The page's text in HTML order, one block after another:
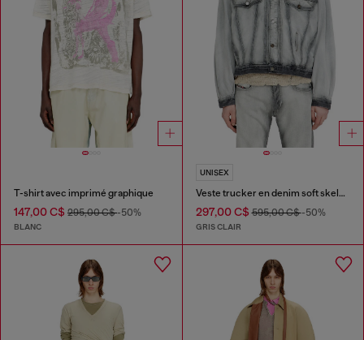
T-shirt avec imprimé graphique
147,00 C$ 295,00 C$-50%
BLANC
UNISEX
Veste trucker en denim soft skeleton
297,00 C$595,00 C$-50%
GRIS CLAIR